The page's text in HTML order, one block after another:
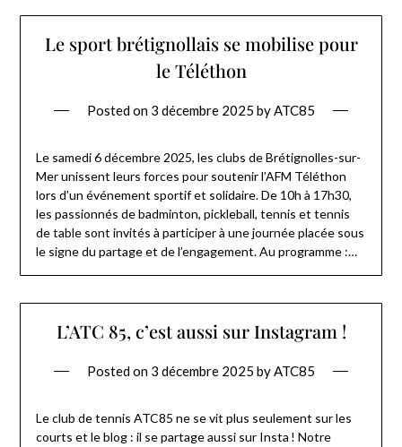
Le sport brétignollais se mobilise pour
le Téléthon
Posted on 3 décembre 2025 byATC85
Le samedi 6 décembre 2025, les clubs de Brétignolles-sur-
Mer unissent leurs forces pour soutenir l’AFM Téléthon
lors d’un événement sportif et solidaire. De 10h à 17h30,
les passionnés de badminton, pickleball, tennis et tennis
de table sont invités à participer à une journée placée sous
le signe du partage et de l’engagement. Au programme :…
L’ATC 85, c’est aussi sur Instagram !
Posted on 3 décembre 2025 byATC85
Le club de tennis ATC85 ne se vit plus seulement sur les
courts et le blog : il se partage aussi sur Insta ! Notre